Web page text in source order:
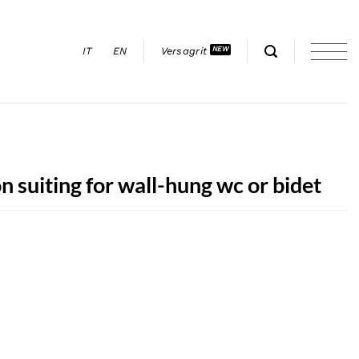
IT EN Versagrit
suiting for wall-hung wc or bidet